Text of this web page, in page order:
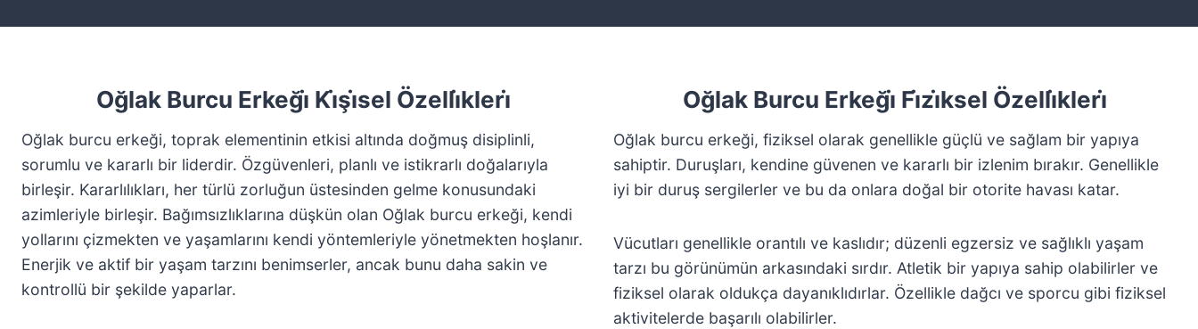
Oğlak Burcu Erkeği̇ Ki̇şi̇sel Özelli̇kleri̇
Oğlak burcu erkeği, toprak elementinin etkisi altında doğmuş disiplinli,
sorumlu ve kararlı bir liderdir. Özgüvenleri, planlı ve istikrarlı doğalarıyla
birleşir. Kararlılıkları, her türlü zorluğun üstesinden gelme konusundaki
azimleriyle birleşir. Bağımsızlıklarına düşkün olan Oğlak burcu erkeği, kendi
yollarını çizmekten ve yaşamlarını kendi yöntemleriyle yönetmekten hoşlanır.
Enerjik ve aktif bir yaşam tarzını benimserler, ancak bunu daha sakin ve
kontrollü bir şekilde yaparlar.
Oğlak Burcu Erkeği̇ Fi̇zi̇ksel Özelli̇kleri̇
Oğlak burcu erkeği, fiziksel olarak genellikle güçlü ve sağlam bir yapıya
sahiptir. Duruşları, kendine güvenen ve kararlı bir izlenim bırakır. Genellikle
iyi bir duruş sergilerler ve bu da onlara doğal bir otorite havası katar.
Vücutları genellikle orantılı ve kaslıdır; düzenli egzersiz ve sağlıklı yaşam
tarzı bu görünümün arkasındaki sırdır. Atletik bir yapıya sahip olabilirler ve
fiziksel olarak oldukça dayanıklıdırlar. Özellikle dağcı ve sporcu gibi fiziksel
aktivitelerde başarılı olabilirler.